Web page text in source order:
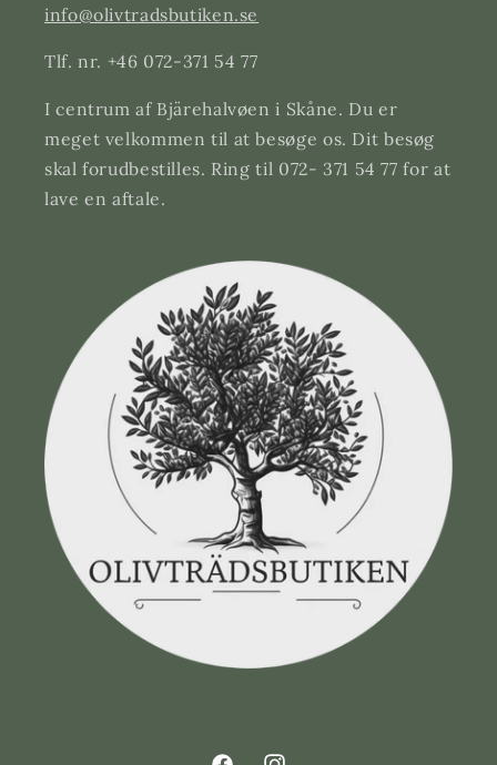
info@olivtradsbutiken.se
Tlf. nr. +46 072-371 54 77
I centrum af Bjärehalvøen i Skåne. Du er
meget velkommen til at besøge os. Dit besøg
skal forudbestilles. Ring til 072- 371 54 77 for at
lave en aftale.